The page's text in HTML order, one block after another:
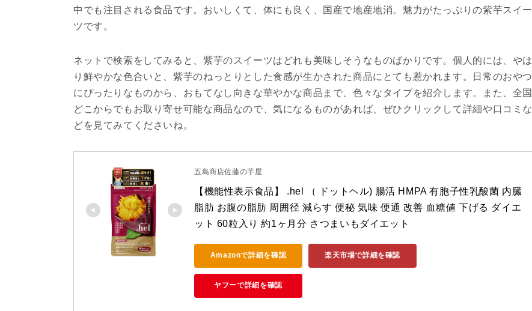
中でも注目される食品です。おいしくて、体にも良く、国産で地産地消。魅力がたっぷりの紫芋スイー
ツです。
ネットで検索をしてみると、紫芋のスイーツはどれも美味しそうなものばかりです。個人的には、やは
り鮮やかな色合いと、紫芋のねっとりとした食感が生かされた商品にとても惹かれます。日常のおやつ
にぴったりなものから、おもてなし向きな華やかな商品まで、色々なタイプを紹介します。また、全国
どこからでもお取り寄せ可能な商品なので、気になるものがあれば、ぜひクリックして詳細や口コミな
どを見てみてくださいね。
五島商店佐藤の芋屋
【機能性表示食品】 .hel （ ドットヘル) 腸活 HMPA 有胞子性乳酸菌 内臓
脂肪 お腹の脂肪 周囲径 減らす 便秘 気味 便通 改善 血糖値 下げる ダイエ
ット 60粒入り 約1ヶ月分 さつまいもダイエット
Amazonで詳細を確認 楽天市場で詳細を確認
ヤフーで詳細を確認